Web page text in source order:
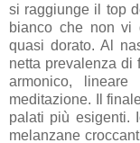
si raggiunge il top
bianco che non vi
quasi dorato. Al
netta prevalenza di
armonico,
meditazione. Il
palati più esigenti.
melanzane